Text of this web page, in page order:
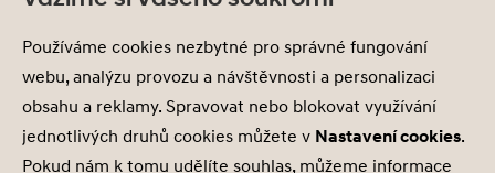
Ochrana osobních údajů
Používáme cookies nezbytné pro správné fungování
webu, analýzu provozu a návštěvnosti a personalizaci
obsahu a reklamy. Spravovat nebo blokovat využívání
jednotlivých druhů cookies můžete v Nastavení cookies.
Pokud nám k tomu udělíte souhlas, můžeme informace